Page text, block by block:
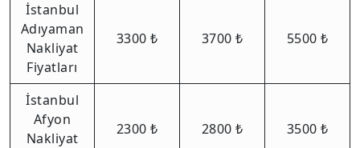
İstanbul
Adıyaman
Nakliyat
Fiyatları
3300 ₺ 3700 ₺ 5500 ₺
İstanbul
Afyon
Nakliyat
2300 ₺ 2800 ₺ 3500 ₺